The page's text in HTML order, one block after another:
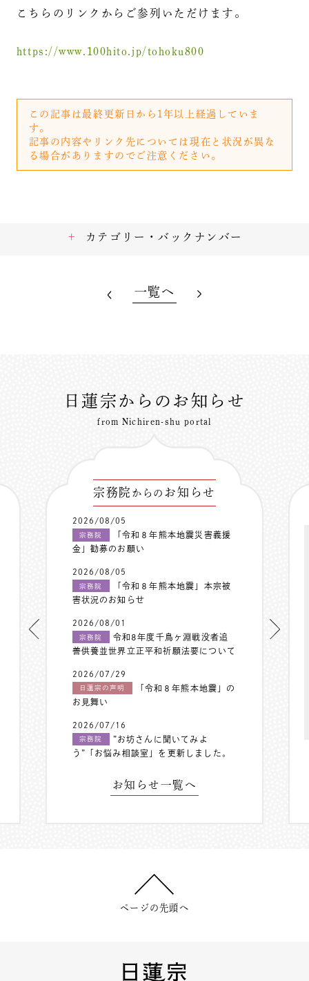
こちらのリンクからご参列いただけます。
https://www.100hito.jp/tohoku800
この記事は最終更新日から1年以上経過していま
す。
記事の内容やリンク先については現在と状況が異な
る場合がありますのでご注意ください。
カテゴリー・バックナンバー
一覧へ
日蓮宗からのお知らせ
from Nichiren-shu portal
宗務院 からの お知らせ
2026/08/05
宗務院
「令和８年熊本地震災害義援
金」勧募のお願い
2026/08/05
宗務院
「令和８年熊本地震」本宗被
害状況のお知らせ
2026/08/01
宗務院
令和8年度千鳥ヶ淵戦没者追
善供養並世界立正平和祈願法要について
2026/07/29
日蓮宗の声明
「令和８年熊本地震」の
お見舞い
2026/07/16
宗務院
”お坊さんに聞いてみよ
う”「お悩み相談室」を更新しました。
お知らせ一覧へ
ページの先頭へ